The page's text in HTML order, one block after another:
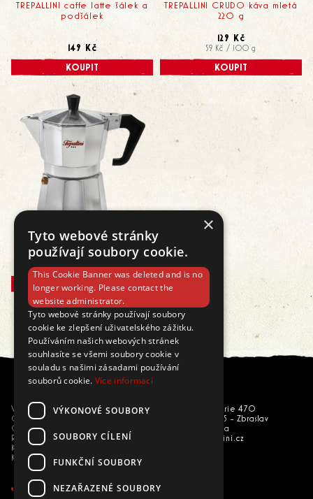
TREPALLINI caffe latte šálek a
podšálek
149 Kč
KOUPIT
TREPALLINI CRUDO káva mletá
220 g
129 Kč
59 Kč / 100 g
KOUPIT
TREPALLINI Moka konvička
399 Kč
KOUPIT
Vše o nákupu
Obchodní podmínky
GDPR
Reklamace
Kariéra
Kontakty
U národní galerie 470
156 00 Praha 5 - Zbraslav
Česká republika
eshop@trepallini.cz
×
Tyto webové stránky
používají soubory cookie.
This Cookie Banner was deleted and is no
longer working. Please contact the
website administrator.
Tyto webové stránky používají soubory
cookie ke zlepšení uživatelského zážitku.
Používáním našich webových stránek
souhlasíte se všemi soubory cookie v
souladu s našimi zásadami používání
souborů cookie. Více informací
VÝKONOVÉ SOUBORY
SOUBORY CÍLENÍ
FUNKČNÍ SOUBORY
NEZAŘAZENÉ SOUBORY